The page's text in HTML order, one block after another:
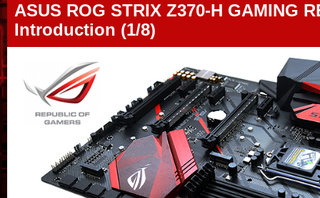
ASUS ROG STRIX Z370-H GAMING
Introduction (1/8)